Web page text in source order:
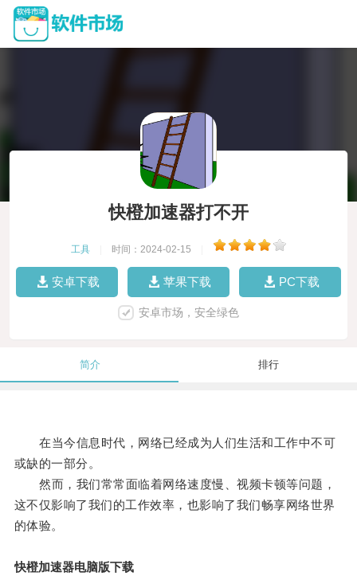
快橙加速器打不开
工具 时间：2024-02-15
安卓下载 苹果下载 PC下载
安卓市场，安全绿色
简介 排行
在当今信息时代，网络已经成为人们生活和工作中不可
或缺的一部分。
然而，我们常常面临着网络速度慢、视频卡顿等问题，
这不仅影响了我们的工作效率，也影响了我们畅享网络世界
的体验。
快橙加速器电脑版下载